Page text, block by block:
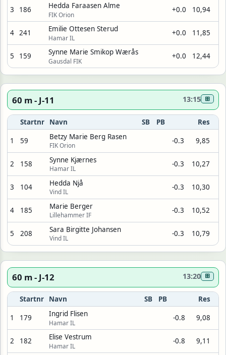
3 186 Hedda Faraasen Alme
FIK Orion
+0.0 10,94
4 241 Emilie Ottesen Sterud
Hamar IL
+0.0 11,85
5 159 Synne Marie Smikop Wærås
Gausdal FIK
+0.0 12,44
60 m - J-11 13:15 ⊞
Startnr Navn SB PB Res
1 59 Betzy Marie Berg Rasen
FIK Orion
-0.3 9,85
2 158 Synne Kjærnes
Hamar IL
-0.3 10,27
3 104 Hedda Njå
Vind IL
-0.3 10,30
4 185 Marie Berger
Lillehammer IF
-0.3 10,52
5 208 Sara Birgitte Johansen
Vind IL
-0.3 10,79
60 m - J-12 13:20 ⊞
Startnr Navn SB PB Res
1 179 Ingrid Flisen
Hamar IL
-0.8 9,08
2 182 Elise Vestrum
Hamar IL
-0.8 9,11